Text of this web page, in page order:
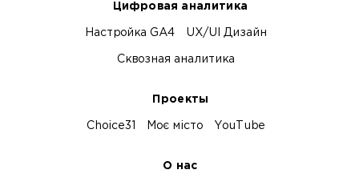
Цифровая аналитика
Настройка GA4 UX/UI Дизайн
Сквозная аналитика
Проекты
Choice31 Моє місто YouTube
О нас